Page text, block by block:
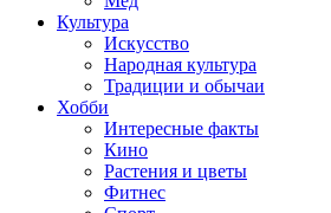
Культура
Искусство
Народная культура
Традиции и обычаи
Хобби
Интересные факты
Кино
Растения и цветы
Фитнес